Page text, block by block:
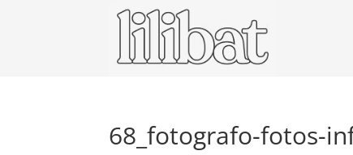
68_fotografo-fotos-